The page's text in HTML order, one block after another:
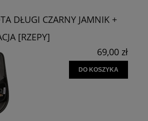
DŁUGI CZARNY JAMNIK +
[RZEPY]
69,00 zł
DO KOSZYKA